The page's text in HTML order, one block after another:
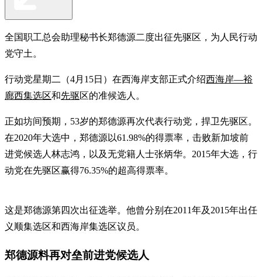
全国职工总会助理秘书长郑德源二度出征先驱区，为人民行动
党守土。
行动党星期二（4月15日）在西海岸支部正式介绍西海岸—裕
廊西集选区和先驱区的准候选人。
正如坊间预期，53岁的郑德源再次代表行动党，捍卫先驱区。
在2020年大选中，郑德源以61.98%的得票率，击败新加坡前
进党候选人林志鸿，以及无党籍人士张炳华。2015年大选，行
动党在先驱区赢得76.35%的超高得票率。
这是郑德源第四次出征选举。他曾分别在2011年及2015年出任
义顺集选区和西海岸集选区议员。
郑德源料再对垒前进党候选人